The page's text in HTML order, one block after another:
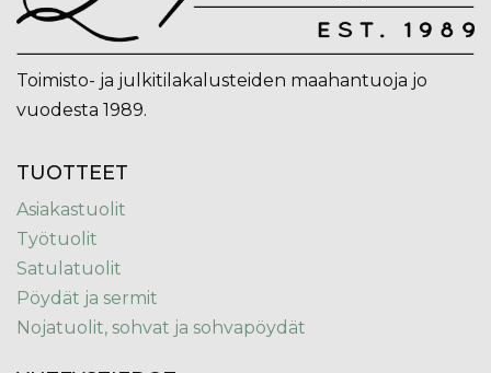
Toimisto- ja julkitilakalusteiden maahantuoja jo
vuodesta 1989.
TUOTTEET
Asiakastuolit
Työtuolit
Satulatuolit
Pöydät ja sermit
Nojatuolit, sohvat ja sohvapöydät